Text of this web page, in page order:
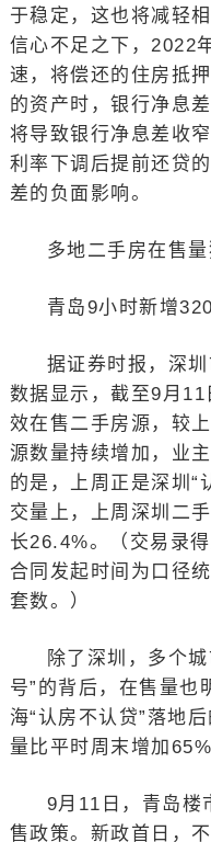
于稳定，这也将减轻
信心不足之下，2022
速，将偿还的住房抵
的资产时，银行净息
将导致银行净息差收
利率下调后提前还贷
差的负面影响。
多地二手房在售量
青岛9小时新增
据证券时报，深
数据显示，截至9月
效在售二手房源，较
源数量持续增加，业
的是，上周正是深圳“
交量上，上周深圳二
长26.4%。（交易录
合同发起时间为口径
套数。）
除了深圳，多个
号”的背后，在售量也
海“认房不认贷”落地
量比平时周末增加65%
9月11日，青岛楼
售政策。新政首日，